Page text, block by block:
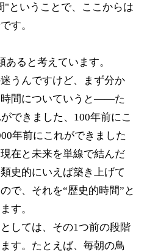
"ということで、ここからは
す。
あると考えています。
うんですけど、まず分か
時間についていうと――た
できました、100年前にこ
年前にこれができました
在と未来を単線で結んだ
史的にいえば築き上げて
で、それを“歴史的時間”と
す。
しては、その1つ前の段階
す。たとえば、毎朝の鳥